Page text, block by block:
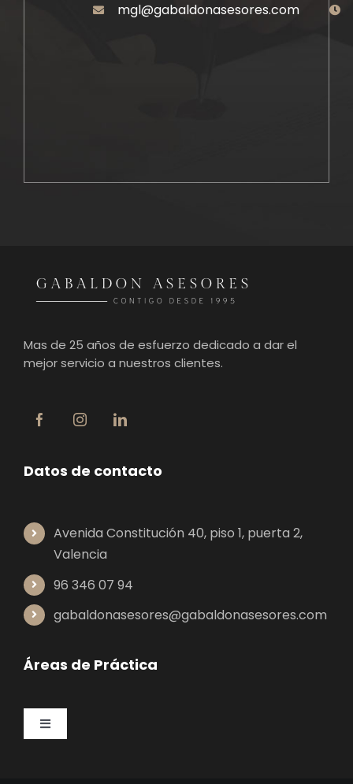
mgl@gabaldonasesores.com
Mas de 25 años de esfuerzo dedicado a dar el
mejor servicio a nuestros clientes.
Datos de contacto
Avenida Constitución 40, piso 1, puerta 2,
Valencia
96 346 07 94
gabaldonasesores@gabaldonasesores.com
Áreas de Práctica
Toggle